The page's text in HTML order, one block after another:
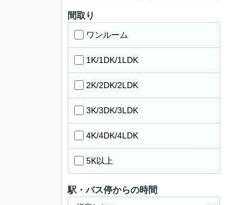
間取り
ワンルーム
1K/1DK/1LDK
2K/2DK/2LDK
3K/3DK/3LDK
4K/4DK/4LDK
5K以上
駅・バス停からの時間